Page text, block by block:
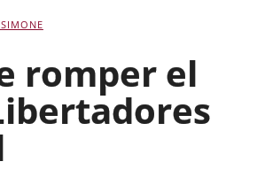
romper el